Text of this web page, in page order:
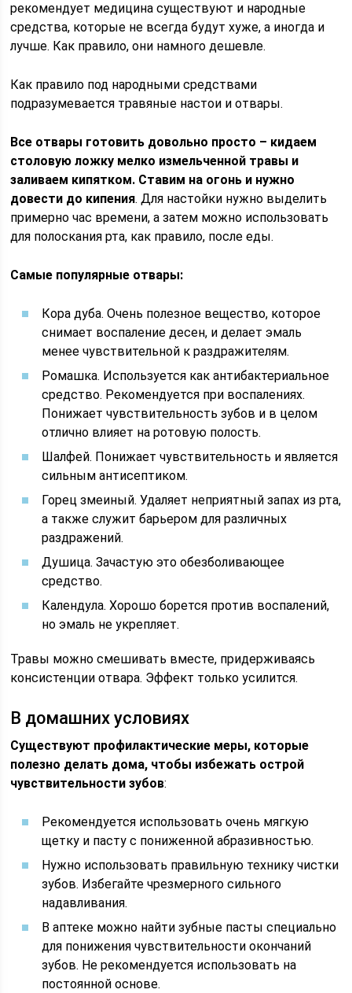
рекомендует медицина существуют и народные
средства, которые не всегда будут хуже, а иногда и
лучше. Как правило, они намного дешевле.
Как правило под народными средствами
подразумевается травяные настои и отвары.
Все отвары готовить довольно просто – кидаем
столовую ложку мелко измельченной травы и
заливаем кипятком. Ставим на огонь и нужно
довести до кипения. Для настойки нужно выделить
примерно час времени, а затем можно использовать
для полоскания рта, как правило, после еды.
Самые популярные отвары:
Кора дуба. Очень полезное вещество, которое
снимает воспаление десен, и делает эмаль
менее чувствительной к раздражителям.
Ромашка. Используется как антибактериальное
средство. Рекомендуется при воспалениях.
Понижает чувствительность зубов и в целом
отлично влияет на ротовую полость.
Шалфей. Понижает чувствительность и является
сильным антисептиком.
Горец змеиный. Удаляет неприятный запах из рта,
а также служит барьером для различных
раздражений.
Душица. Зачастую это обезболивающее
средство.
Календула. Хорошо борется против воспалений,
но эмаль не укрепляет.
Травы можно смешивать вместе, придерживаясь
консистенции отвара. Эффект только усилится.
В домашних условиях
Существуют профилактические меры, которые
полезно делать дома, чтобы избежать острой
чувствительности зубов:
Рекомендуется использовать очень мягкую
щетку и пасту с пониженной абразивностью.
Нужно использовать правильную технику чистки
зубов. Избегайте чрезмерного сильного
надавливания.
В аптеке можно найти зубные пасты специально
для понижения чувствительности окончаний
зубов. Не рекомендуется использовать на
постоянной основе.